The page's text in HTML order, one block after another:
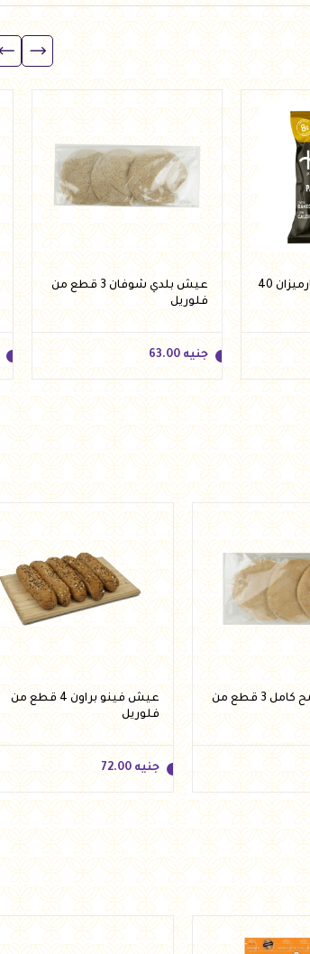
بروتين بافس جبنة بارميزان 40
عيش بلدي شوفان 3 قطع من
فلوريل
جنيه 63.00
جنيه 63.00
أضف للسلة
عيش بلدي قمح كامل 3 قطع من
للسلة
عيش فينو براون 4 قطع من
فلوريل
جنيه 72.00
جنيه 72.00
أضف للسلة